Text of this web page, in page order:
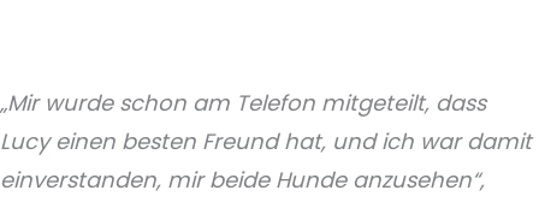
„Mir wurde schon am Telefon mitgeteilt, dass
Lucy einen besten Freund hat, und ich war damit
einverstanden, mir beide Hunde anzusehen“,